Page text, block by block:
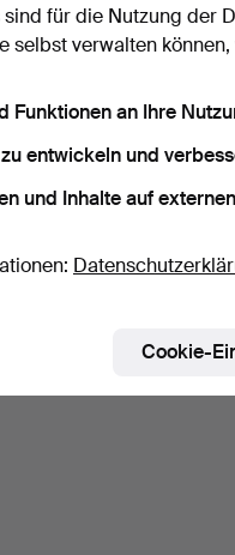
speichern
sind für die Nutzung der
selbst verwalten
Funktionen an Ihre
entwickeln und
und Inhalte auf
Cookie-